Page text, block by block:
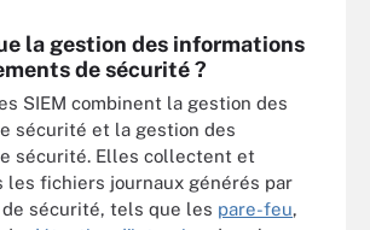
la gestion des informations
de sécurité ?
SIEM combinent la gestion des
sécurité et la gestion des
sécurité. Elles collectent et
les fichiers journaux générés par
sécurité, tels que les pare-feu,